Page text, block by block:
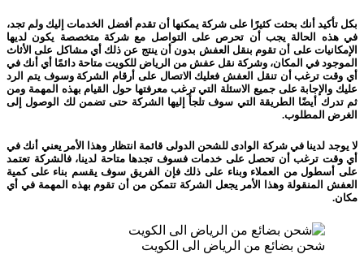
بكل تأكيد أنك بحثت كثيرًا على شركة يمكنها أن تقدم أفضل الخدمات إليك ولم تجد،
في هذه الحالة يجب أن تحرص على التواصل مع شركة متخصصة يكون لديها
الإمكانيات على أن تقوم بنقل العفش بدون أن ينتج عن ذلك أي مشاكل على الأثاث
الموجود في المكان، وشركة نقل عفش من الرياض للكويت متاحة دائمًا أي أنك في
أي وقت ترغب أن تنقل العفش فعليك الاتصال على أرقام الشركة وسوف يتم الرد
عليك والإجابة على جميع الاسئلة التي ترغب معرفتها حول القيام بهذه المهمة ومن
ثم تدرك أيضًا الطريقة التي سوف تلجأ إليها الشركة حتى تضمن لك الوصول إلى
الغرض المطلوب.
لا يوجد لدينا في شركة الوادى للشحن الدولى قائمة انتظار وهذا الأمر يعني أنك في
أي وقت ترغب أن تحصل على خدمات فسوف تجدها متاحة لدينا، فالشركة تعتمد
على أسطول من العملاء وبناء على ذلك فإن الفريق سوف يقسم بناء على كمية
العفش المنقولة وهذا الأمر يجعل الشركة تتمكن من أن تقوم بهذه المهمة في أي
مكان.
شحن بضائع من الرياض الى الكويت